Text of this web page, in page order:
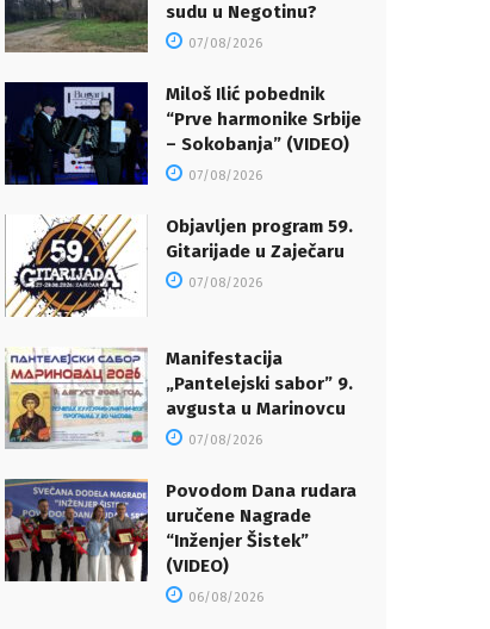
sudu u Negotinu?
07/08/2026
Miloš Ilić pobednik
“Prve harmonike Srbije
– Sokobanja” (VIDEO)
07/08/2026
Objavljen program 59.
Gitarijade u Zaječaru
07/08/2026
Manifestacija
„Pantelejski sabor” 9.
avgusta u Marinovcu
07/08/2026
Povodom Dana rudara
uručene Nagrade
“Inženjer Šistek”
(VIDEO)
06/08/2026